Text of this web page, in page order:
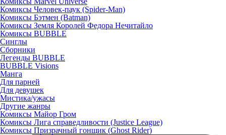
Комиксы Человек-паук (Spider-Man)
Комиксы Бэтмен (Batman)
Комиксы Земля Королей Федора Нечитайло
Комиксы BUBBLE
Синглы
Сборники
Легенды BUBBLE
BUBBLE Visions
Манга
Для парней
Для девушек
Мистика/ужасы
Другие жанры
Комиксы Майор Гром
Комиксы Лига справедливости (Justice League)
Комиксы Призрачный гонщик (Ghost Rider)